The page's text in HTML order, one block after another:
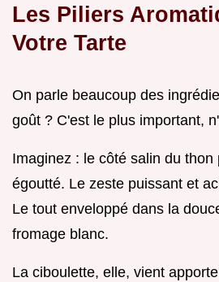
Les Piliers
Votre Tarte
On parle beaucoup des
goût ? C'est le plus important,
Imaginez : le côté salin du thon
égoutté. Le zeste puissant et
Le tout enveloppé dans la
fromage blanc.
La ciboulette, elle, vient